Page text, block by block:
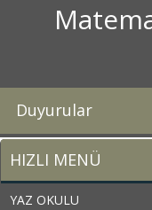
Duyurular
HIZLI MENÜ
YAZ OKULU